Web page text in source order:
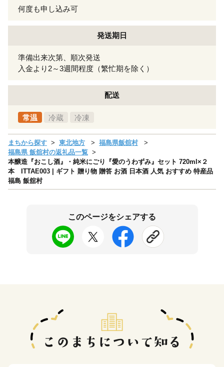
何度も申し込み可
発送期日
準備出来次第、順次発送
入金より2～3週間程度（繁忙期を除く）
配送
常温 冷蔵 冷凍
まちから探す 東北地方
福島県飯舘村
福島県 飯舘村の返礼品一覧
本醸造『おこし酒』・純米にごり『愛のうわずみ』セット 720ml×２
本 ITTAE003 | ギフト 贈り物 贈答 お酒 日本酒 人気 おすすめ 特産品
福島 飯舘村
このページをシェアする